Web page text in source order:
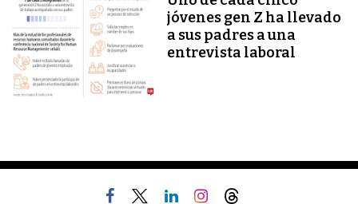
jóvenes gen Z ha llevado
a sus padres a una
entrevista laboral